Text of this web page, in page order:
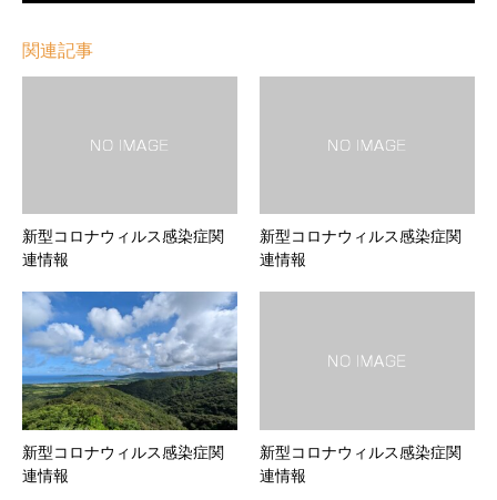
関連記事
新型コロナウィルス感染症関
連情報
新型コロナウィルス感染症関
連情報
新型コロナウィルス感染症関
連情報
新型コロナウィルス感染症関
連情報